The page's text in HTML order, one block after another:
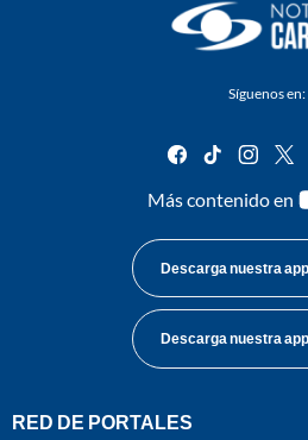
Síguenos en:
facebook
tiktok
Más contenido en
Descarga nuestra
Descarga nuestra
RED DE PORTALES